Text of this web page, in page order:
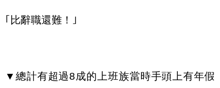
｢比辭職還難！｣
▼總計有超過8成的上班族當時手頭上有年假